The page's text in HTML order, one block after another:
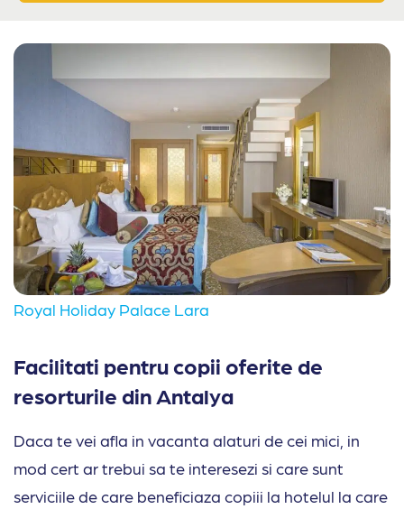
Royal Holiday Palace Lara
Facilitati pentru copii oferite de
resorturile din Antalya
Daca te vei afla in vacanta alaturi de cei mici, in
mod cert ar trebui sa te interesezi si care sunt
serviciile de care beneficiaza copiii la hotelul la care